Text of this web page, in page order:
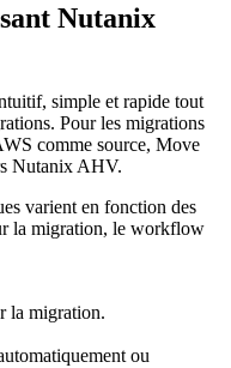
Nutanix
simple et rapide tout
Pour les migrations
comme source, Move
Nutanix AHV.
varient en fonction des
la migration, le workflow
la migration.
ou